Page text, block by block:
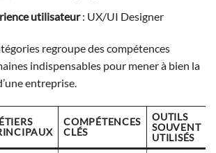
utilisateur: UX/UI Designer
regroupe des compétences
indispensables pour mener à bien la
entreprise.
COMPÉTENCES
CLÉS
OUTILS
SOUVENT
UTILISÉS